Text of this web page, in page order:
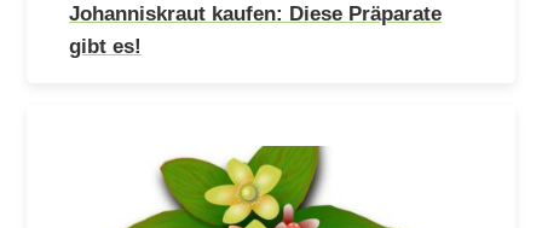
Johanniskraut kaufen: Diese Präparate
gibt es!